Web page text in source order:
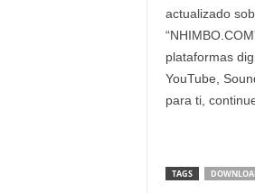
actualizado
plataformas
YouTube,
para ti,
TAGS